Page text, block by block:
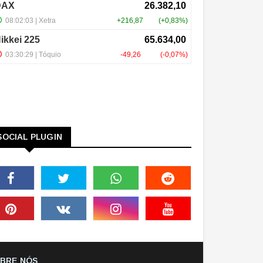
PLUGIN
NÓS